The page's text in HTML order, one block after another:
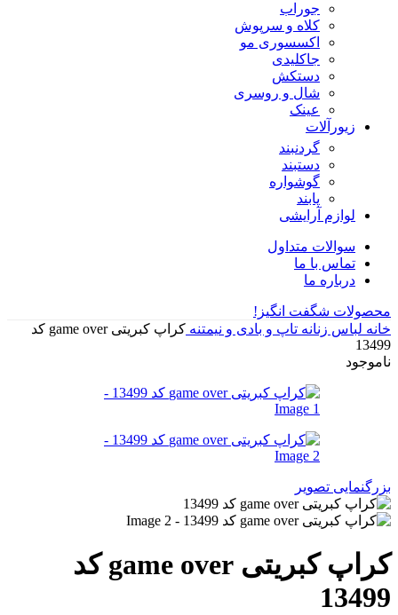
جوراب
کلاه و سرپوش
اکسسوری مو
جاکلیدی
دستکش
شال و روسری
عینک
زیورآلات
گردنبند
دستبند
گوشواره
پابند
لوازم آرایشی
سوالات متداول
تماس با ما
درباره ما
محصولات شگفت انگیز!
خانه لباس زنانه تاپ و بادی و نیمتنه
کراپ کبریتی game over کد
13499
ناموجود
بزرگنمایی تصویر
کراپ کبریتی game over کد
13499